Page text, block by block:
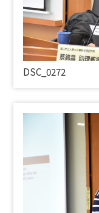
DSC_0272